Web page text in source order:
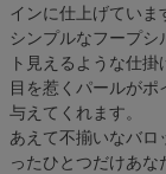
インに仕上げていま
シンプルなフープ
ト見えるような仕掛
目を惹くパールが
与えてくれます。
あえて不揃いなバロ
ったひとつだけあな